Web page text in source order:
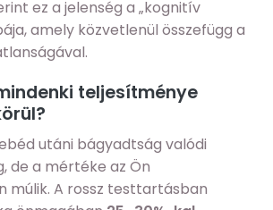
ez a jelenség a „kognitív
amely közvetlenül összefügg a
teljesítménye
utáni bágyadtság valódi
de a mértéke az Ön
múlik. A rossz testtartásban